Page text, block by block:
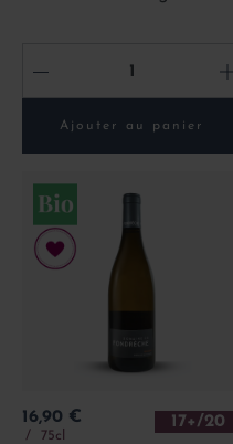
- +
Ajouter au panier
Prix
16,90 €
75cl
17+/20